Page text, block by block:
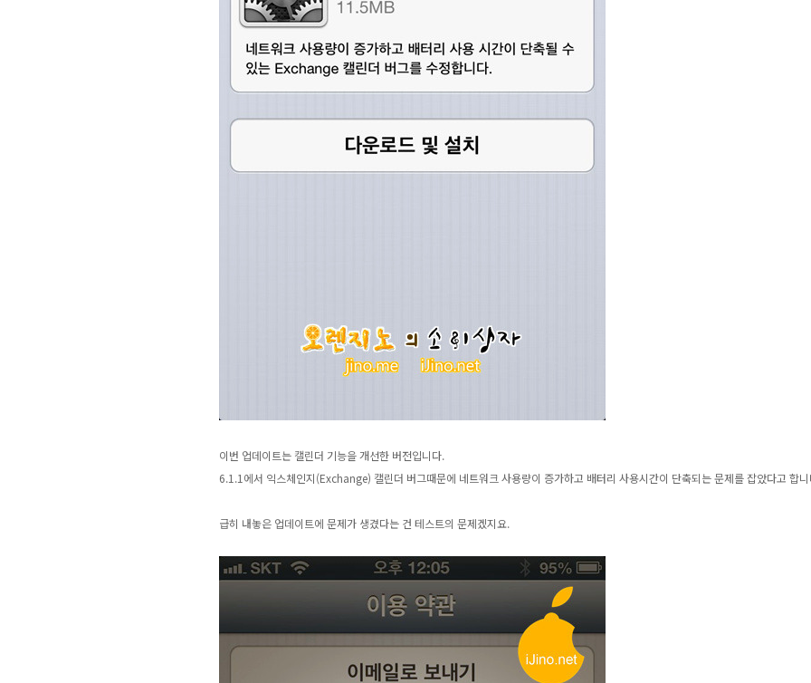
이번 업데이트는 캘린더 기능을 개선한 버전입니다.
6.1.1에서 익스체인지(Exchange) 캘린더 버그때문에 네트워크 사용량이 증가하고 배터리 사용시간이 단축되는 문제를 잡았다고 합
급히 내놓은 업데이트에 문제가 생겼다는 건 테스트의 문제겠지요.